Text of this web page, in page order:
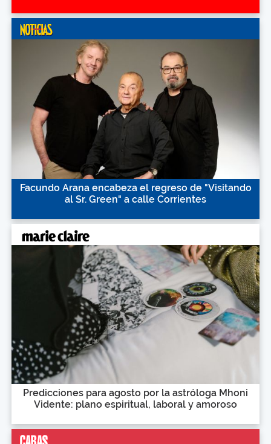
Facundo Arana encabeza el regreso de "Visitando
al Sr. Green" a calle Corrientes
Predicciones para agosto por la astróloga Mhoni
Vidente: plano espiritual, laboral y amoroso